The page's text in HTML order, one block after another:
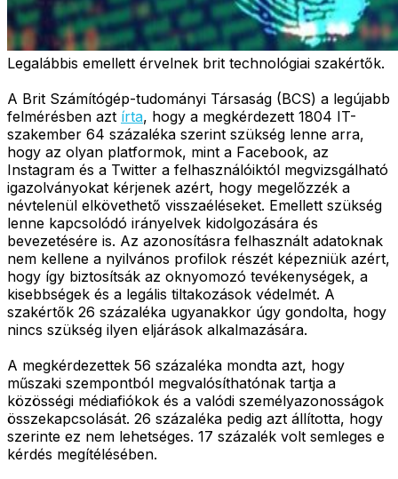
Legalábbis emellett érvelnek brit technológiai szakértők.
A Brit Számítógép-tudományi Társaság (BCS) a legújabb
felmérésben azt írta, hogy a megkérdezett 1804 IT-
szakember 64 százaléka szerint szükség lenne arra,
hogy az olyan platformok, mint a Facebook, az
Instagram és a Twitter a felhasználóiktól megvizsgálható
igazolványokat kérjenek azért, hogy megelőzzék a
névtelenül elkövethető visszaéléseket. Emellett szükség
lenne kapcsolódó irányelvek kidolgozására és
bevezetésére is. Az azonosításra felhasznált adatoknak
nem kellene a nyilvános profilok részét képezniük azért,
hogy így biztosítsák az oknyomozó tevékenységek, a
kisebbségek és a legális tiltakozások védelmét. A
szakértők 26 százaléka ugyanakkor úgy gondolta, hogy
nincs szükség ilyen eljárások alkalmazására.
A megkérdezettek 56 százaléka mondta azt, hogy
műszaki szempontból megvalósíthatónak tartja a
közösségi médiafiókok és a valódi személyazonosságok
összekapcsolását. 26 százaléka pedig azt állította, hogy
szerinte ez nem lehetséges. 17 százalék volt semleges e
kérdés megítélésében.